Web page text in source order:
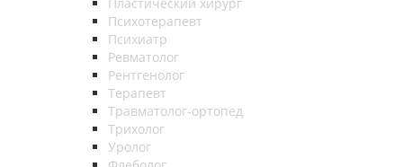
Психотерапевт
Психиатр
Ревматолог
Рентгенолог
Терапевт
Травматолог-ортопед
Трихолог
Уролог